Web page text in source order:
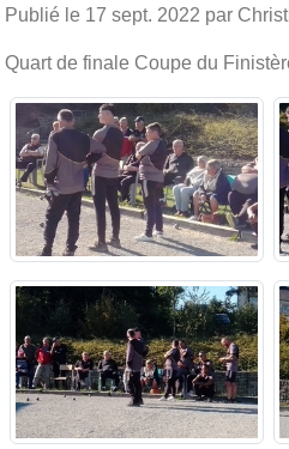
Publié le 17 sept. 2022 par
Quart de finale Coupe du